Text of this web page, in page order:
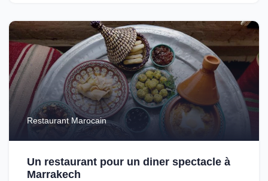
Restaurant Marocain
Un restaurant pour un diner spectacle à
Marrakech